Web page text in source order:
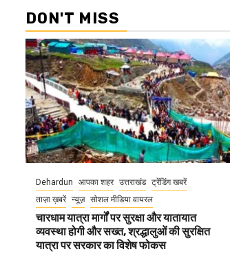
DON'T MISS
Dehardun आपका शहर उत्तराखंड ट्रेंडिंग खबरें
ताज़ा ख़बरें न्यूज़ सोशल मीडिया वायरल
चारधाम यात्रा मार्गों पर सुरक्षा और यातायात
व्यवस्था होगी और सख्त, श्रद्धालुओं की सुरक्षित
यात्रा पर सरकार का विशेष फोकस